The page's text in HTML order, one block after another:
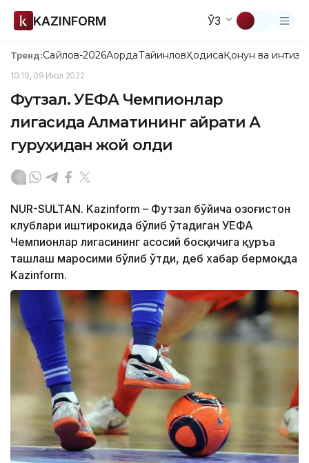
KAZINFORM ЎЗ
Тренд:Сайлов-2026АқордаТайинловҲодисаҚонун ва
10:19, 09 Июл 2022
Футзал. УЕФА Чемпионлар
лигасида Алматининг Қайрати А
гуруҳидан жой олди
NUR-SULTAN. Kazinform – Футзал бўйича Қозоғистон
клублари иштирокида бўлиб ўтадиган УЕФА
Чемпионлар лигасининг асосий босқичига қуръа
ташлаш маросими бўлиб ўтди, деб хабар бермоқда
Kazinform.